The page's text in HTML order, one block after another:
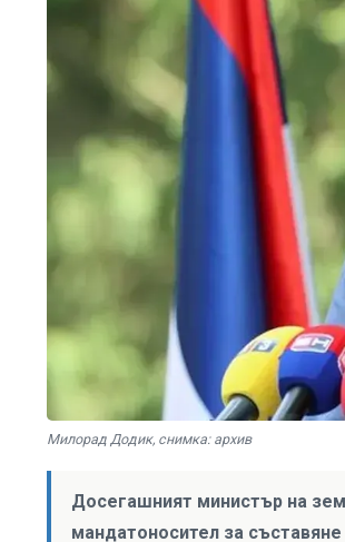
Милорад Додик, снимка: архив
Досегашният министър на
мандатоносител за